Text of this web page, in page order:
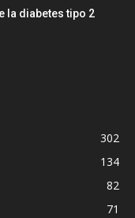
la diabetes tipo 2
302
134
82
71